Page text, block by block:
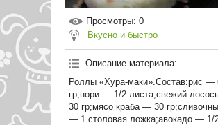
Просмотры: 0
Вкусно и быстро
Описание материала:
Роллы «Хура-маки».Состав:рис —
гр;нори — 1/2 листа;свежий
30 гр;мясо краба — 30
— 1 столовая ложка;авокадо — 1/